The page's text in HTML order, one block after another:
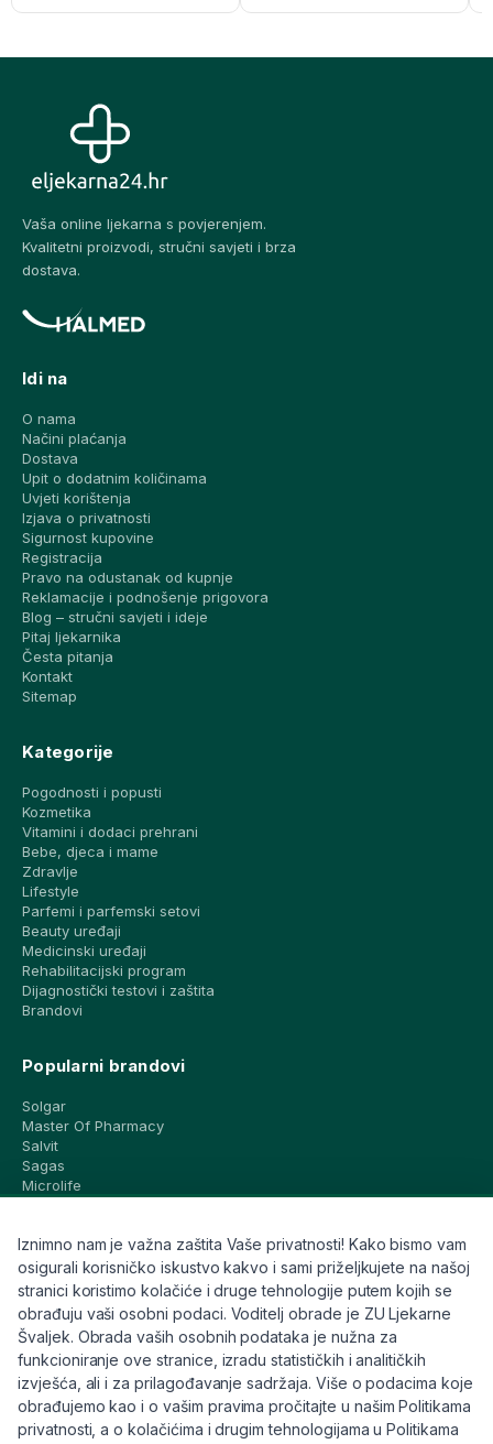
Vaša online ljekarna s povjerenjem.
Kvalitetni proizvodi, stručni savjeti i brza
dostava.
Idi na
O nama
Načini plaćanja
Dostava
Upit o dodatnim količinama
Uvjeti korištenja
Izjava o privatnosti
Sigurnost kupovine
Registracija
Pravo na odustanak od kupnje
Reklamacije i podnošenje prigovora
Blog – stručni savjeti i ideje
Pitaj ljekarnika
Česta pitanja
Kontakt
Sitemap
Kategorije
Pogodnosti i popusti
Kozmetika
Vitamini i dodaci prehrani
Bebe, djeca i mame
Zdravlje
Lifestyle
Parfemi i parfemski setovi
Beauty uređaji
Medicinski uređaji
Rehabilitacijski program
Dijagnostički testovi i zaštita
Brandovi
Popularni brandovi
Solgar
Master Of Pharmacy
Salvit
Sagas
Microlife
CeraVe
Eucerin
Avene
Bioderma
Svi brandovi
Info
Trebate pomoć ili imate pitanja?
Iznimno nam je važna zaštita Vaše privatnosti! Kako bismo vam
osigurali korisničko iskustvo kakvo i sami priželjkujete na našoj
stranici koristimo kolačiće i druge tehnologije putem kojih se
obrađuju vaši osobni podaci. Voditelj obrade je ZU Ljekarne
Švaljek. Obrada vaših osobnih podataka je nužna za
funkcioniranje ove stranice, izradu statističkih i analitičkih
izvješća, ali i za prilagođavanje sadržaja. Više o podacima koje
obrađujemo kao i o vašim pravima pročitajte u našim Politikama
privatnosti, a o kolačićima i drugim tehnologijama u Politikama